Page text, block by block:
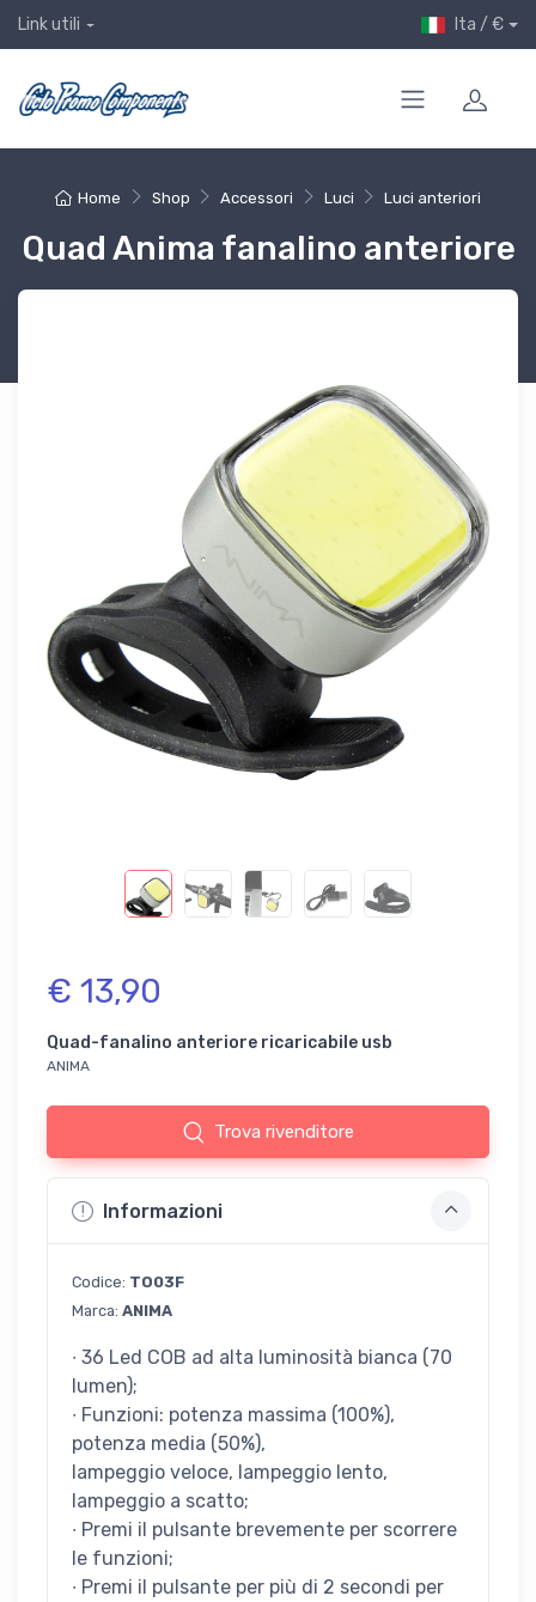
Link utili Ita / €
Home Shop Accessori Luci Luci anteriori
Quad Anima fanalino anteriore
€ 13,90
Quad-fanalino anteriore ricaricabile usb
ANIMA
Trova rivenditore
Informazioni
Codice: TO03F
Marca: ANIMA
∙ 36 Led COB ad alta luminosità bianca (70
lumen);
∙ Funzioni: potenza massima (100%),
potenza media (50%),
lampeggio veloce, lampeggio lento,
lampeggio a scatto;
∙ Premi il pulsante brevemente per scorrere
le funzioni;
∙ Premi il pulsante per più di 2 secondi per